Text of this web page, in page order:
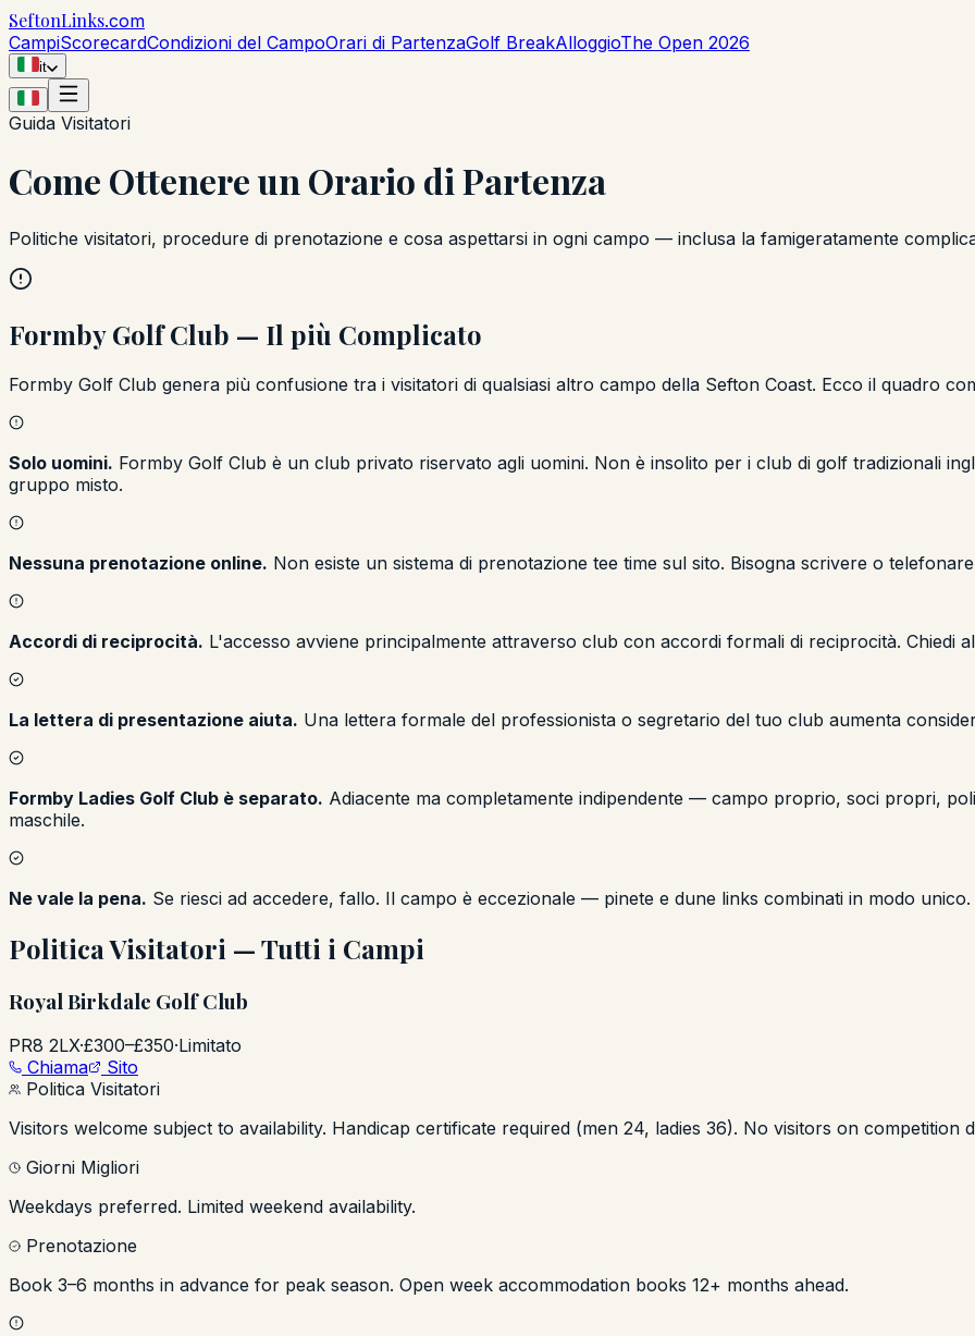
SeftonLinks.com
CampiScorecardCondizioni del CampoOrari di PartenzaGolf BreakAlloggioThe Open 2026
it
Guida Visitatori
Come Ottenere un Orario di Partenza
Politiche visitatori, procedure di prenotazione e cosa aspettarsi in ogni campo — inclusa la famigeratamente
Formby Golf Club — Il più Complicato
Formby Golf Club genera più confusione tra i visitatori di qualsiasi altro campo della Sefton Coast. Ecco il quadro
Solo uomini. Formby Golf Club è un club privato riservato agli uomini. Non è insolito per i club di golf tradizionali
gruppo misto.
Nessuna prenotazione online. Non esiste un sistema di prenotazione tee time sul sito. Bisogna scrivere o
Accordi di reciprocità. L'accesso avviene principalmente attraverso club con accordi formali di reciprocità. Chiedi
La lettera di presentazione aiuta. Una lettera formale del professionista o segretario del tuo club aumenta
Formby Ladies Golf Club è separato. Adiacente ma completamente indipendente — campo proprio, soci propri,
maschile.
Ne vale la pena. Se riesci ad accedere, fallo. Il campo è eccezionale — pinete e dune links combinati in modo unico.
Politica Visitatori — Tutti i Campi
Royal Birkdale Golf Club
PR8 2LX·£300–£350·Limitato
Chiama
Sito
Politica Visitatori
Visitors welcome subject to availability. Handicap certificate required (men 24, ladies 36). No visitors on competition
Giorni Migliori
Weekdays preferred. Limited weekend availability.
Prenotazione
Book 3–6 months in advance for peak season. Open week accommodation books 12+ months ahead.